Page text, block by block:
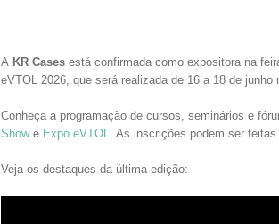
A KR Cases está confirmada como expositora na
eVTOL 2026, que será realizada de 16 a 18 de
Conheça a programação de cursos, seminários e
Showe Expo eVTOL. As inscrições podem ser
Veja os destaques da última edição: